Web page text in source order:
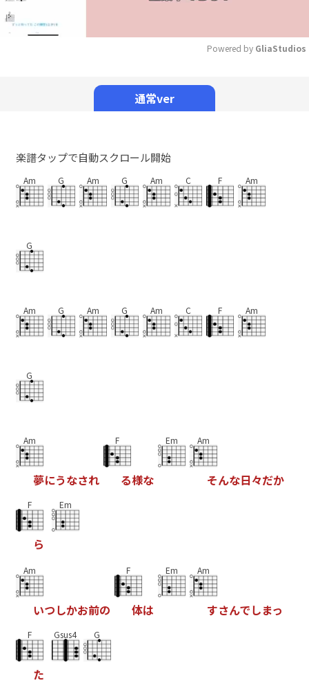
Powered by GliaStudios
通常ver
楽譜タップで自動スクロール開始
Am G Am G Am C F Am
G
Am G Am G Am C F Am
G
Am
夢にうなされ
F
る様な
Em Am
そんな日々だか
F
ら
Em
Am
いつしかお前の
F
体は
Em Am
すさんでしまっ
F
た
Gsus4 G